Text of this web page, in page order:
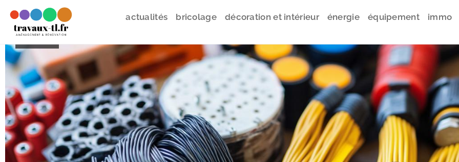
actualités bricolage décoration et intérieur énergie équipement immo